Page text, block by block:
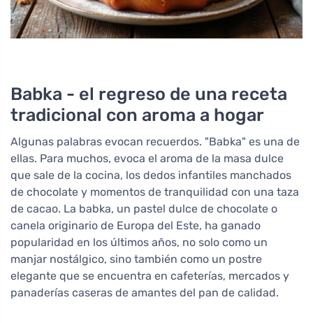
Babka - el regreso de una receta
tradicional con aroma a hogar
Algunas palabras evocan recuerdos. "Babka" es una de
ellas. Para muchos, evoca el aroma de la masa dulce
que sale de la cocina, los dedos infantiles manchados
de chocolate y momentos de tranquilidad con una taza
de cacao. La babka, un pastel dulce de chocolate o
canela originario de Europa del Este, ha ganado
popularidad en los últimos años, no solo como un
manjar nostálgico, sino también como un postre
elegante que se encuentra en cafeterías, mercados y
panaderías caseras de amantes del pan de calidad.